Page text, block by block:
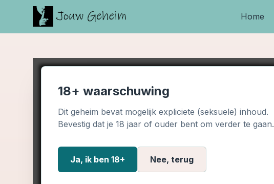
Home
18+ waarschuwing
Dit geheim bevat mogelijk expliciete (seksuele) inhoud.
Bevestig dat je 18 jaar of ouder bent om verder te gaan.
Ja, ik ben 18+ Nee, terug